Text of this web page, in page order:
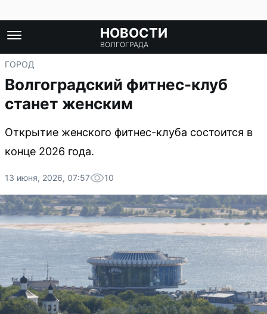
НОВОСТИ
ВОЛГОГРАДА
ГОРОД
Волгоградский фитнес-клуб
станет женским
Открытие женского фитнес-клуба состоится в
конце 2026 года.
13 июня, 2026, 07:57 10